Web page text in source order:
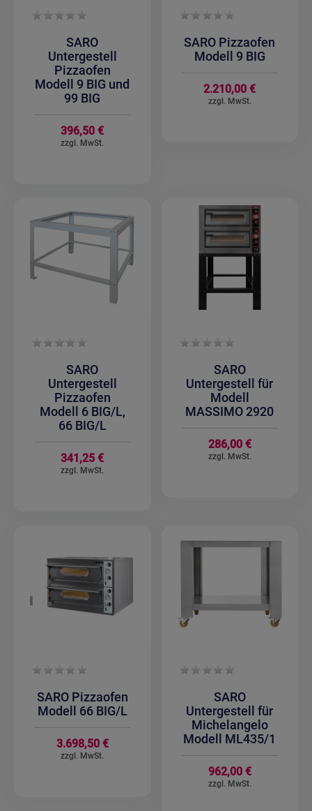
SARO
Untergestell
Pizzaofen
Modell 9 BIG und
99 BIG
396,50 €
SARO Pizzaofen
Modell 9 BIG
2.210,00 €
SARO
Untergestell
Pizzaofen
Modell 6 BIG/L,
66 BIG/L
341,25 €
SARO
Untergestell für
Modell
MASSIMO 2920
286,00 €
SARO Pizzaofen
Modell 66 BIG/L
3.698,50 €
SARO
Untergestell für
Michelangelo
Modell ML435/1
962,00 €